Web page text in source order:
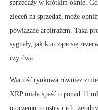
sprzedaży w krótkim oknie.
zleceń na sprzedaż, może
powiązane arbitrażem. Taka
sygnały, jak kurczące się
czy dwa.
Wartość rynkowa również
XRP miała spaść o ponad 11
otoczeniu to ostry ruch,